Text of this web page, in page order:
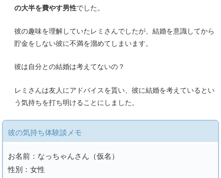
の大半を費やす男性でした。
彼の趣味を理解していたレミさんでしたが、結婚を意識してから
貯金をしない彼に不満を溜めてしまいます。
彼は自分との結婚は考えてないの？
レミさんは友人にアドバイスを貰い、彼に結婚を考えているとい
う気持ちを打ち明けることにしました。
彼の気持ち体験談メモ
お名前：なっちゃんさん（仮名）
性別：女性